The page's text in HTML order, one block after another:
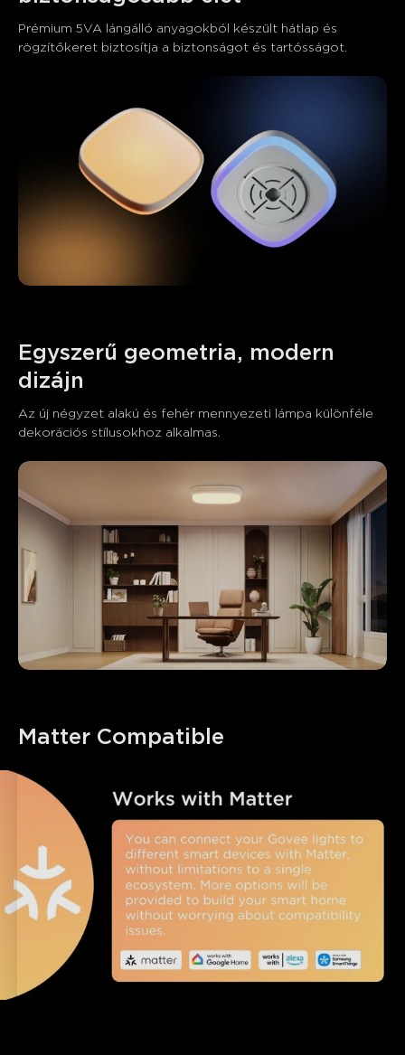
Prémium 5VA lángálló anyagokból készült hátlap és
rögzítőkeret biztosítja a biztonságot és tartósságot.
Egyszerű geometria, modern
dizájn
Az új négyzet alakú és fehér mennyezeti lámpa különféle
dekorációs stílusokhoz alkalmas.
Matter Compatible
close